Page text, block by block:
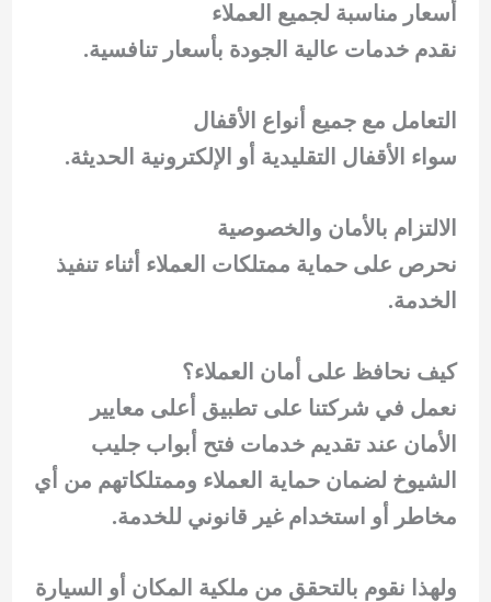
أسعار مناسبة لجميع العملاء
نقدم خدمات عالية الجودة بأسعار تنافسية.
التعامل مع جميع أنواع الأقفال
سواء الأقفال التقليدية أو الإلكترونية الحديثة.
الالتزام بالأمان والخصوصية
نحرص على حماية ممتلكات العملاء أثناء تنفيذ
الخدمة.
كيف نحافظ على أمان العملاء؟
نعمل في شركتنا على تطبيق أعلى معايير
الأمان عند تقديم خدمات فتح أبواب جليب
الشيوخ لضمان حماية العملاء وممتلكاتهم من أي
مخاطر أو استخدام غير قانوني للخدمة.
ولهذا نقوم بالتحقق من ملكية المكان أو السيارة